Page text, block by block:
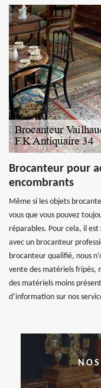
Brocanteur pour
encombrants
Même si les objets
vous que vous pouvez
réparables. Pour cela, il
avec un brocanteur
brocanteur qualifié, nous
vente des matériels fripés,
des matériels moins
d’information sur nos